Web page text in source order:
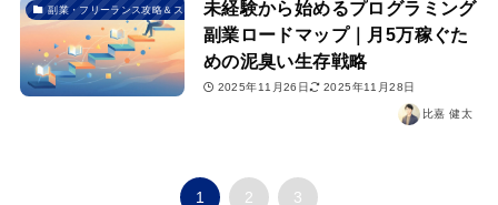
副業・フリーランス攻略＆スクール選び未経験から始めるプログラミング
副業ロードマップ｜月5万稼ぐた
めの泥臭い生存戦略
2025年11月26日 2025年11月28日
比嘉 健太
1 2 3